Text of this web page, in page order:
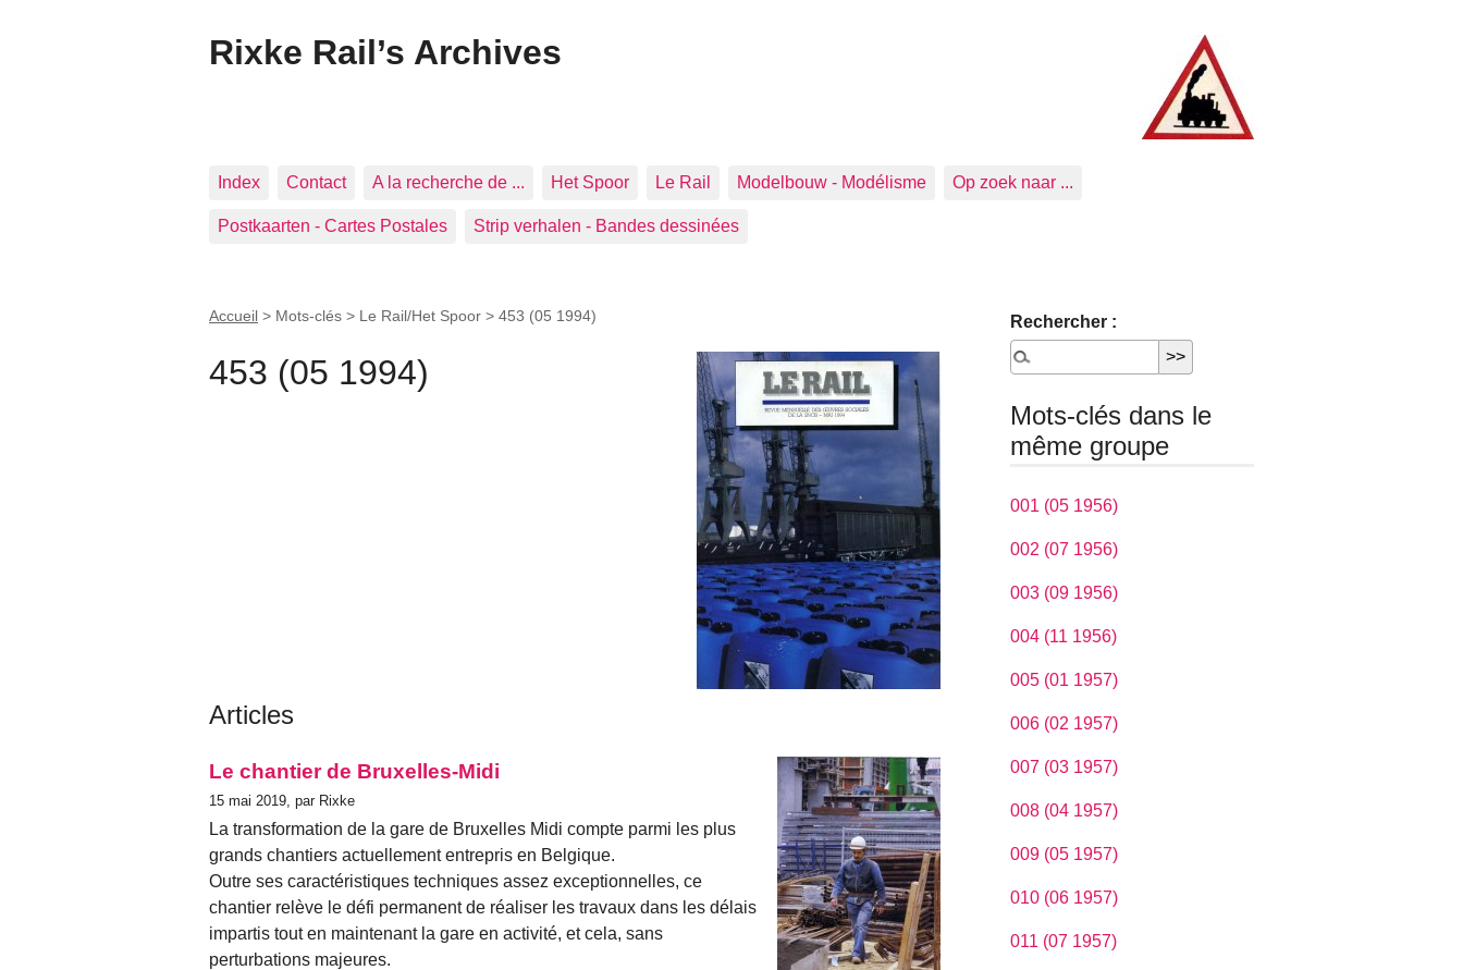
Rixke Rail’s Archives
Index Contact A la recherche de ... Het Spoor Le Rail Modelbouw - Modélisme Op zoek naar ...
Postkaarten - Cartes Postales Strip verhalen - Bandes dessinées
Accueil > Mots-clés > Le Rail/Het Spoor > 453 (05 1994)
453 (05 1994)
Articles
Le chantier de Bruxelles-Midi
15 mai 2019, par Rixke
La transformation de la gare de Bruxelles Midi compte parmi les plus
grands chantiers actuellement entrepris en Belgique.
Outre ses caractéristiques techniques assez exceptionnelles, ce
chantier relève le défi permanent de réaliser les travaux dans les délais
impartis tout en maintenant la gare en activité, et cela, sans
perturbations majeures.
Rechercher :
Mots-clés dans le
même groupe
001 (05 1956)
002 (07 1956)
003 (09 1956)
004 (11 1956)
005 (01 1957)
006 (02 1957)
007 (03 1957)
008 (04 1957)
009 (05 1957)
010 (06 1957)
011 (07 1957)